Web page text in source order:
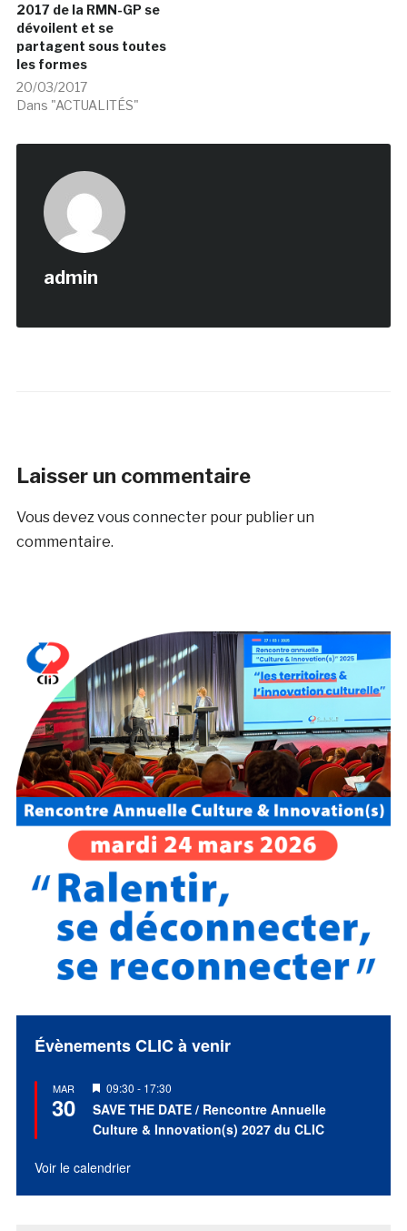
2017 de la RMN-GP se
dévoilent et se
partagent sous toutes
les formes
20/03/2017
Dans "ACTUALITÉS"
admin
Laisser un commentaire
Vous devezvous connecterpour publier un
commentaire.
Évènements CLIC à venir
MAR
30
Mis
en
avant
09:30 - 17:30
SAVE THE DATE / Rencontre Annuelle
Culture & Innovation(s) 2027 du CLIC
Voir le calendrier